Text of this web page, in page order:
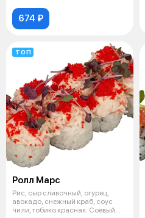
674 ₽
ТОП
Ролл Марс
Рис, сыр сливочный, огурец,
авокадо, снежный краб, соус
чили, тобико красная. Соевый